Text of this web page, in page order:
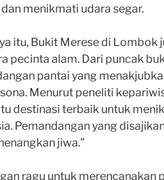
menikmati udara segar.
itu, Bukit Merese di
pecinta alam. Dari puncak
pantai yang
Menurut peneliti
destinasi terbaik untuk
Pemandangan yang
jiwa.”
ragu untuk merencanakan